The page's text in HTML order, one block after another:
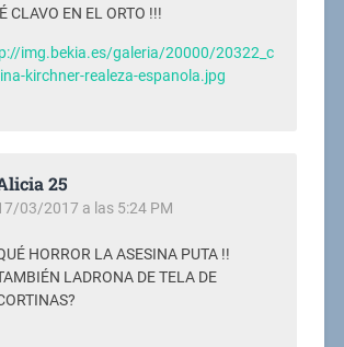
CLAVO EN EL ORTO !!!
img.bekia.es/galeria/20000/20322_c
kirchner-realeza-espanola.jpg
25
03/2017 a las 5:24 PM
HORROR LA ASESINA PUTA !!
LADRONA DE TELA DE